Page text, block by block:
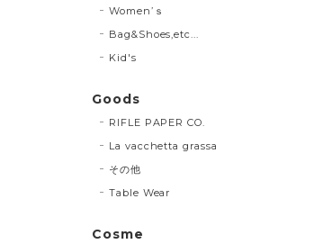
Women’ｓ
Bag&Shoes,etc...
Kid's
Goods
RIFLE PAPER CO.
La vacchetta grassa
その他
Table Wear
Cosme